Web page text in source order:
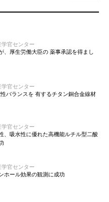
学官センター
、厚生労働大臣の 薬事承認を得まし
学官センター
バランスを 有するチタン銅合金線材
学官センター
、吸水性に優れた高機能ルチル型二酸
学官センター
ホール効果の観測に成功